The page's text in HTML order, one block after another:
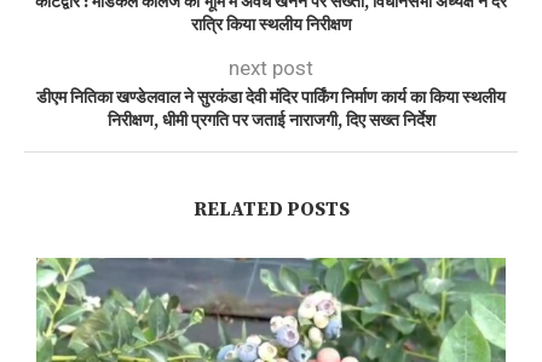
रात्रि किया स्थलीय निरीक्षण
next post
डीएम नितिका खण्डेलवाल ने सुरकंडा देवी मंदिर पार्किंग निर्माण कार्य का किया स्थलीय
निरीक्षण, धीमी प्रगति पर जताई नाराजगी, दिए सख्त निर्देश
RELATED POSTS